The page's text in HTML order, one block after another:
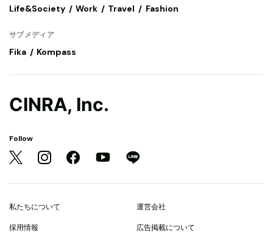
Life&Society
Work Travel Fashion
サブメディア
Fika Kompass
CINRA, Inc.
Follow
私たちについて 運営会社
採用情報 広告掲載について